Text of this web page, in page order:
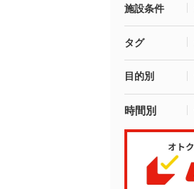
施設条件
タグ
目的別
時間別